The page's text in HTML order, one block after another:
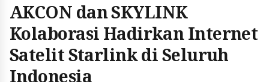
AKCON dan SKYLINK
Kolaborasi Hadirkan Internet
Satelit Starlink di Seluruh
Indonesia